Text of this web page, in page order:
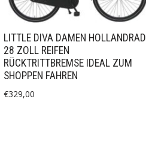
LITTLE DIVA DAMEN HOLLANDRAD
28 ZOLL REIFEN
RÜCKTRITTBREMSE IDEAL ZUM
SHOPPEN FAHREN
€329,00